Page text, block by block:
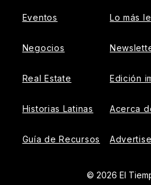
Eventos
Negocios
Real Estate
Historias Latinas
Guía de Recursos
Lo más
Edición
Acerca
© 2026 El